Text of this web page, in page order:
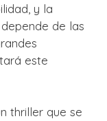
y la
de las
este
thriller que se